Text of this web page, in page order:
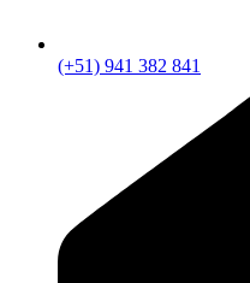
(+51) 941 382 841